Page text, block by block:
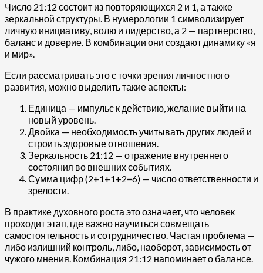
Число 21:12 состоит из повторяющихся 2 и 1, а также
зеркальной структуры. В нумерологии 1 символизирует
личную инициативу, волю и лидерство, а 2 — партнерство,
баланс и доверие. В комбинации они создают динамику «я
и мир».
Если рассматривать это с точки зрения личностного
развития, можно выделить такие аспекты:
Единица — импульс к действию, желание выйти на
новый уровень.
Двойка — необходимость учитывать других людей и
строить здоровые отношения.
Зеркальность 21:12 — отражение внутреннего
состояния во внешних событиях.
Сумма цифр (2+1+1+2=6) — число ответственности и
зрелости.
В практике духовного роста это означает, что человек
проходит этап, где важно научиться совмещать
самостоятельность и сотрудничество. Частая проблема —
либо излишний контроль, либо, наоборот, зависимость от
чужого мнения. Комбинация 21:12 напоминает о балансе.